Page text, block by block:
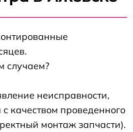
случаем?
неисправности,
качеством проведенного
монтаж запчасти).